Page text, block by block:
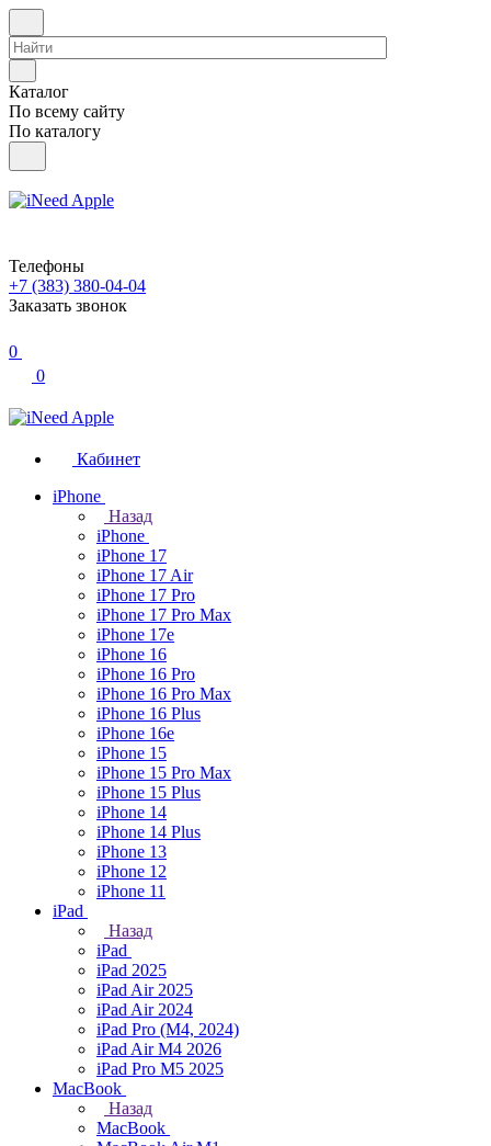
Каталог
По всему сайту
По каталогу
Телефоны
+7 (383) 380-04-04
Заказать звонок
0
0
Кабинет
iPhone
Назад
iPhone
iPhone 17
iPhone 17 Air
iPhone 17 Pro
iPhone 17 Pro Max
iPhone 17e
iPhone 16
iPhone 16 Pro
iPhone 16 Pro Max
iPhone 16 Plus
iPhone 16e
iPhone 15
iPhone 15 Pro Max
iPhone 15 Plus
iPhone 14
iPhone 14 Plus
iPhone 13
iPhone 12
iPhone 11
iPad
Назад
iPad
iPad 2025
iPad Air 2025
iPad Air 2024
iPad Pro (M4, 2024)
iPad Air M4 2026
iPad Pro M5 2025
MacBook
Назад
MacBook